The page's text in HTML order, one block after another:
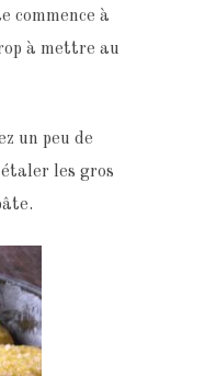
commence à
à mettre au
un peu de
les gros